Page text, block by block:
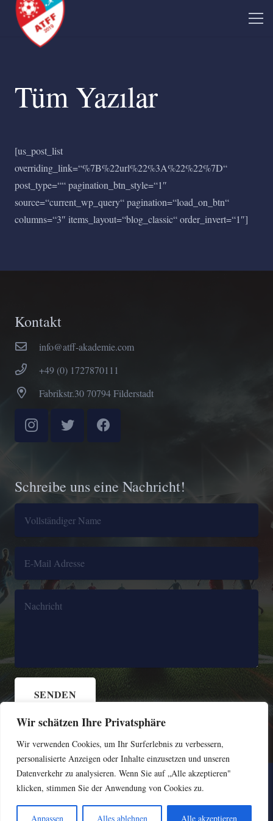
Wir schätzen Ihre Privatsphäre
Wir verwenden Cookies, um Ihr Surferlebnis zu verbessern,
personalisierte Anzeigen oder Inhalte einzusetzen und unseren
Datenverkehr zu analysieren. Wenn Sie auf „Alle akzeptieren"
klicken, stimmen Sie der Anwendung von Cookies zu.
Anpassen Alles ablehnen Alle akzeptieren
Tüm Yazılar
[us_post_list
overriding_link=“%7B%22url%22%3A%22%22%7D“
post_type=““ pagination_btn_style=“1″
source=“current_wp_query“ pagination=“load_on_btn“
columns=“3″ items_layout=“blog_classic“ order_invert=“1″]
Kontakt
info@atff-akademie.com
+49 (0) 1727870111
Fabrikstr.30 70794 Filderstadt
Schreibe uns eine Nachricht!
SENDEN
Copyright ATFF 2024 Alle Rechte vorbehalten
Impressum